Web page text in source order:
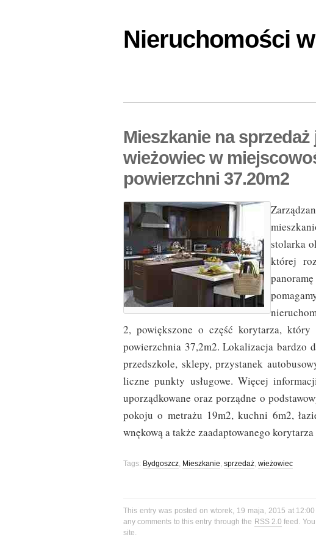
Nieruchomości
Mieszkanie na
wieżowiec w
powierzchni 37.20m2
stolarka
której
2, powiększone o część korytarza,
powierzchnia 37,2m2. Lokalizacja bardzo
przedszkole, sklepy, przystanek
liczne punkty usługowe. Więcej
uporządkowane oraz porządne o
pokoju o metrażu 19m2, kuchni 6m2,
wnękową a także zaadaptowanego
Tags: Bydgoszcz, Mieszkanie, sprzedaż, wieżowiec
This entry was posted on wtorek, 19 maja, 2015 at
any comments to this entry through the RSS 2.0 feed.
site.